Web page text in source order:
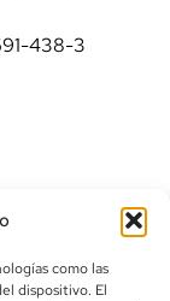
como las
dispositivo. El
438-3